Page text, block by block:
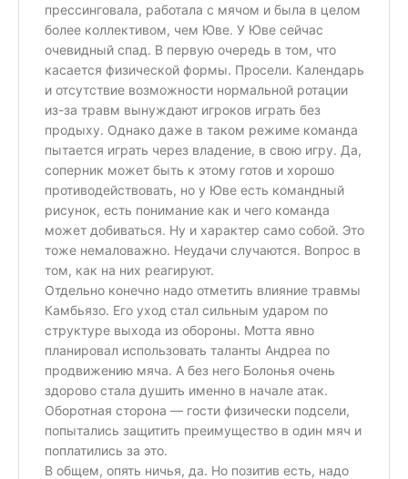
прессинговала, работала с мячом и была в целом
более коллективом, чем Юве. У Юве сейчас
очевидный спад. В первую очередь в том, что
касается физической формы. Просели. Календарь
и отсутствие возможности нормальной ротации
из-за травм вынуждают игроков играть без
продыху. Однако даже в таком режиме команда
пытается играть через владение, в свою игру. Да,
соперник может быть к этому готов и хорошо
противодействовать, но у Юве есть командный
рисунок, есть понимание как и чего команда
может добиваться. Ну и характер само собой. Это
тоже немаловажно. Неудачи случаются. Вопрос в
том, как на них реагируют.
Отдельно конечно надо отметить влияние травмы
Камбьязо. Его уход стал сильным ударом по
структуре выхода из обороны. Мотта явно
планировал использовать таланты Андреа по
продвижению мяча. А без него Болонья очень
здорово стала душить именно в начале атак.
Оборотная сторона — гости физически подсели,
попытались защитить преимущество в один мяч и
поплатились за это.
В общем, опять ничья, да. Но позитив есть, надо